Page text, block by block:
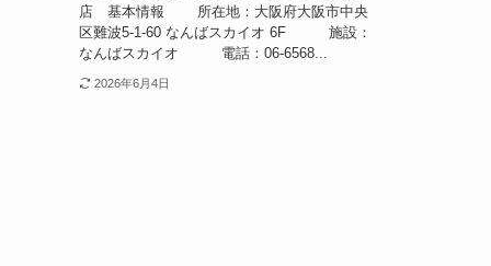
店 基本情報 所在地：大阪府大阪市中央
区難波5-1-60 なんばスカイオ 6F 施設：
なんばスカイオ 電話：06-6568...
2026年6月4日